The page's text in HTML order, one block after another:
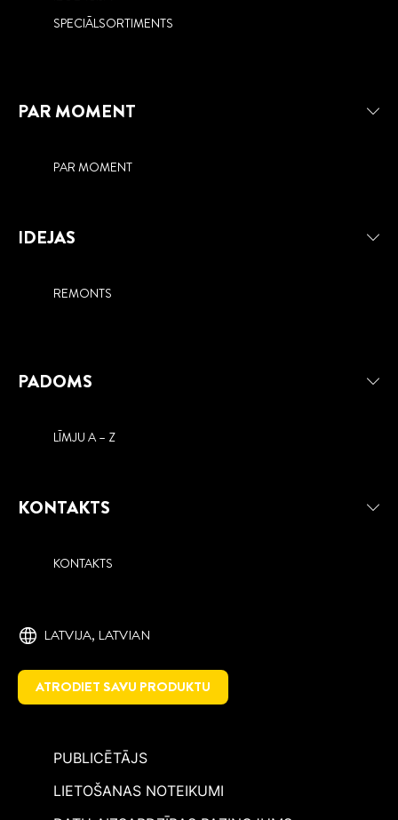
SPECIĀLSORTIMENTS
PAR MOMENT
PAR MOMENT
IDEJAS
REMONTS
PADOMS
LĪMJU A – Z
KONTAKTS
KONTAKTS
LATVIJA, ‎LATVIAN
ATRODIET SAVU PRODUKTU
PUBLICĒTĀJS
LIETOŠANAS NOTEIKUMI